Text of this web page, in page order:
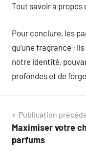
Tout savoir à propos
Pour conclure, les
qu’une fragrance ;
notre identité,
profondes et de
Navigation
de
Publication
Maximiser votre
parfums